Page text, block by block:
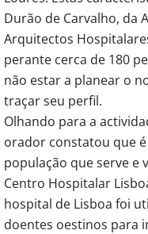
Durão de Carvalho, da
Arquitectos
perante cerca de 180
não estar a planear o
traçar seu perfil.
Olhando para a
orador constatou que é
população que serve e
Centro Hospitalar
hospital de Lisboa foi
doentes oestinos para